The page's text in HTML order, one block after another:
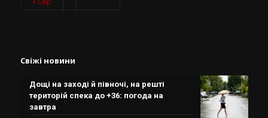
Свіжі новини
Дощі на заході й півночі, на решті
територій спека до +36: погода на
завтра